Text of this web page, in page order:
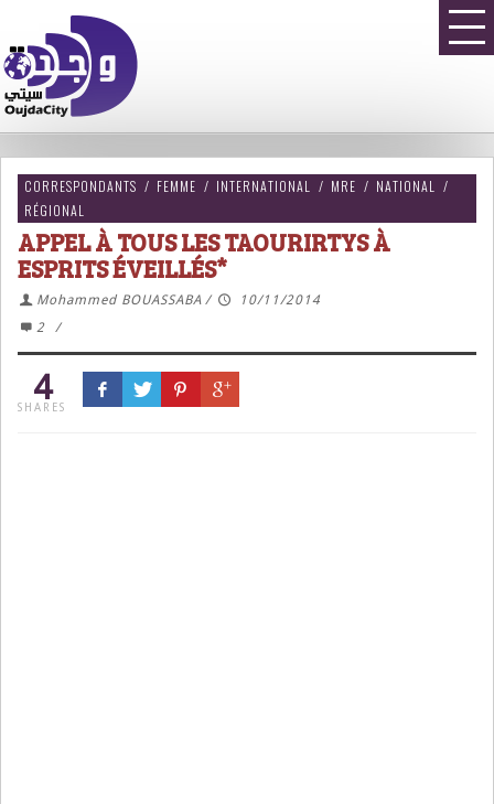
CORRESPONDANTS / FEMME / INTERNATIONAL / MRE / NATIONAL
/
RÉGIONAL
APPEL À TOUS LES TAOURIRTYS À
ESPRITS ÉVEILLÉS*
Mohammed BOUASSABA /
10/11/2014
2
/
4
SHARES